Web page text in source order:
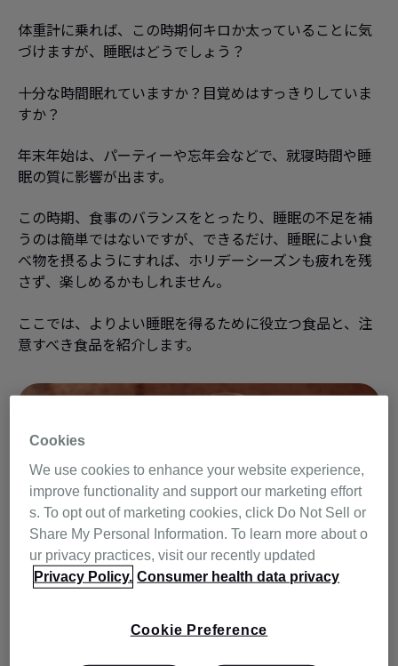
体重計に乗れば、この時期何キロか太っていることに気
づけますが、睡眠はどうでしょう？
十分な時間眠れていますか？目覚めはすっきりしていま
すか？
年末年始は、パーティーや忘年会などで、就寝時間や睡
眠の質に影響が出ます。
この時期、食事のバランスをとったり、睡眠の不足を補
うのは簡単ではないですが、できるだけ、睡眠によい食
べ物を摂るようにすれば、ホリデーシーズンも疲れを残
さず、楽しめるかもしれません。
ここでは、よりよい睡眠を得るために役立つ食品と、注
意すべき食品を紹介します。
Cookies
We use cookies to enhance your website experience,
improve functionality and support our marketing effort
s. To opt out of marketing cookies, click Do Not Sell or
Share My Personal Information. To learn more about o
ur privacy practices, visit our recently updated
Privacy Policy. Consumer health data privacy
Cookie Preference